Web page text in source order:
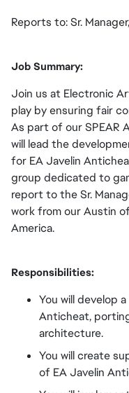
Reports to: Sr.
Job Summary:
Join us at Electronic
play by ensuring fair
As part of our SPEAR
will lead the
for EA Javelin
group dedicated to
report to the Sr.
work from our Austin
America.
Responsibilities:
You will develop
Anticheat,
architecture.
You will create
of EA Javelin